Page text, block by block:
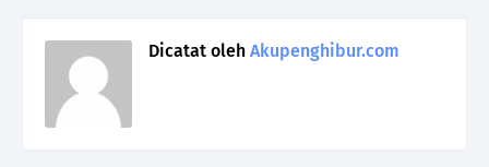
Dicatat oleh Akupenghibur.com